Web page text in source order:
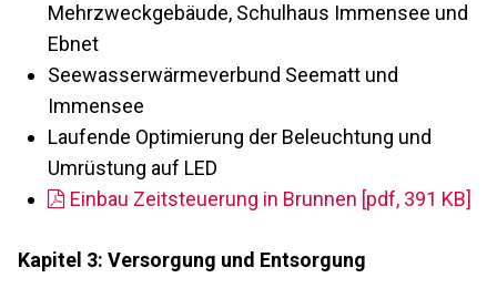
Mehrzweckgebäude, Schulhaus Immensee und
Ebnet
Seewasserwärmeverbund Seematt und
Immensee
Laufende Optimierung der Beleuchtung und
Umrüstung auf LED
Einbau Zeitsteuerung in Brunnen [pdf, 391 KB]
Kapitel 3: Versorgung und Entsorgung